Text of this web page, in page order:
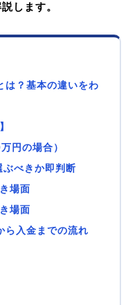
します。
は？基本の違いをわ
円の場合）
ぶべきか即判断
場面
場面
ら入金までの流れ